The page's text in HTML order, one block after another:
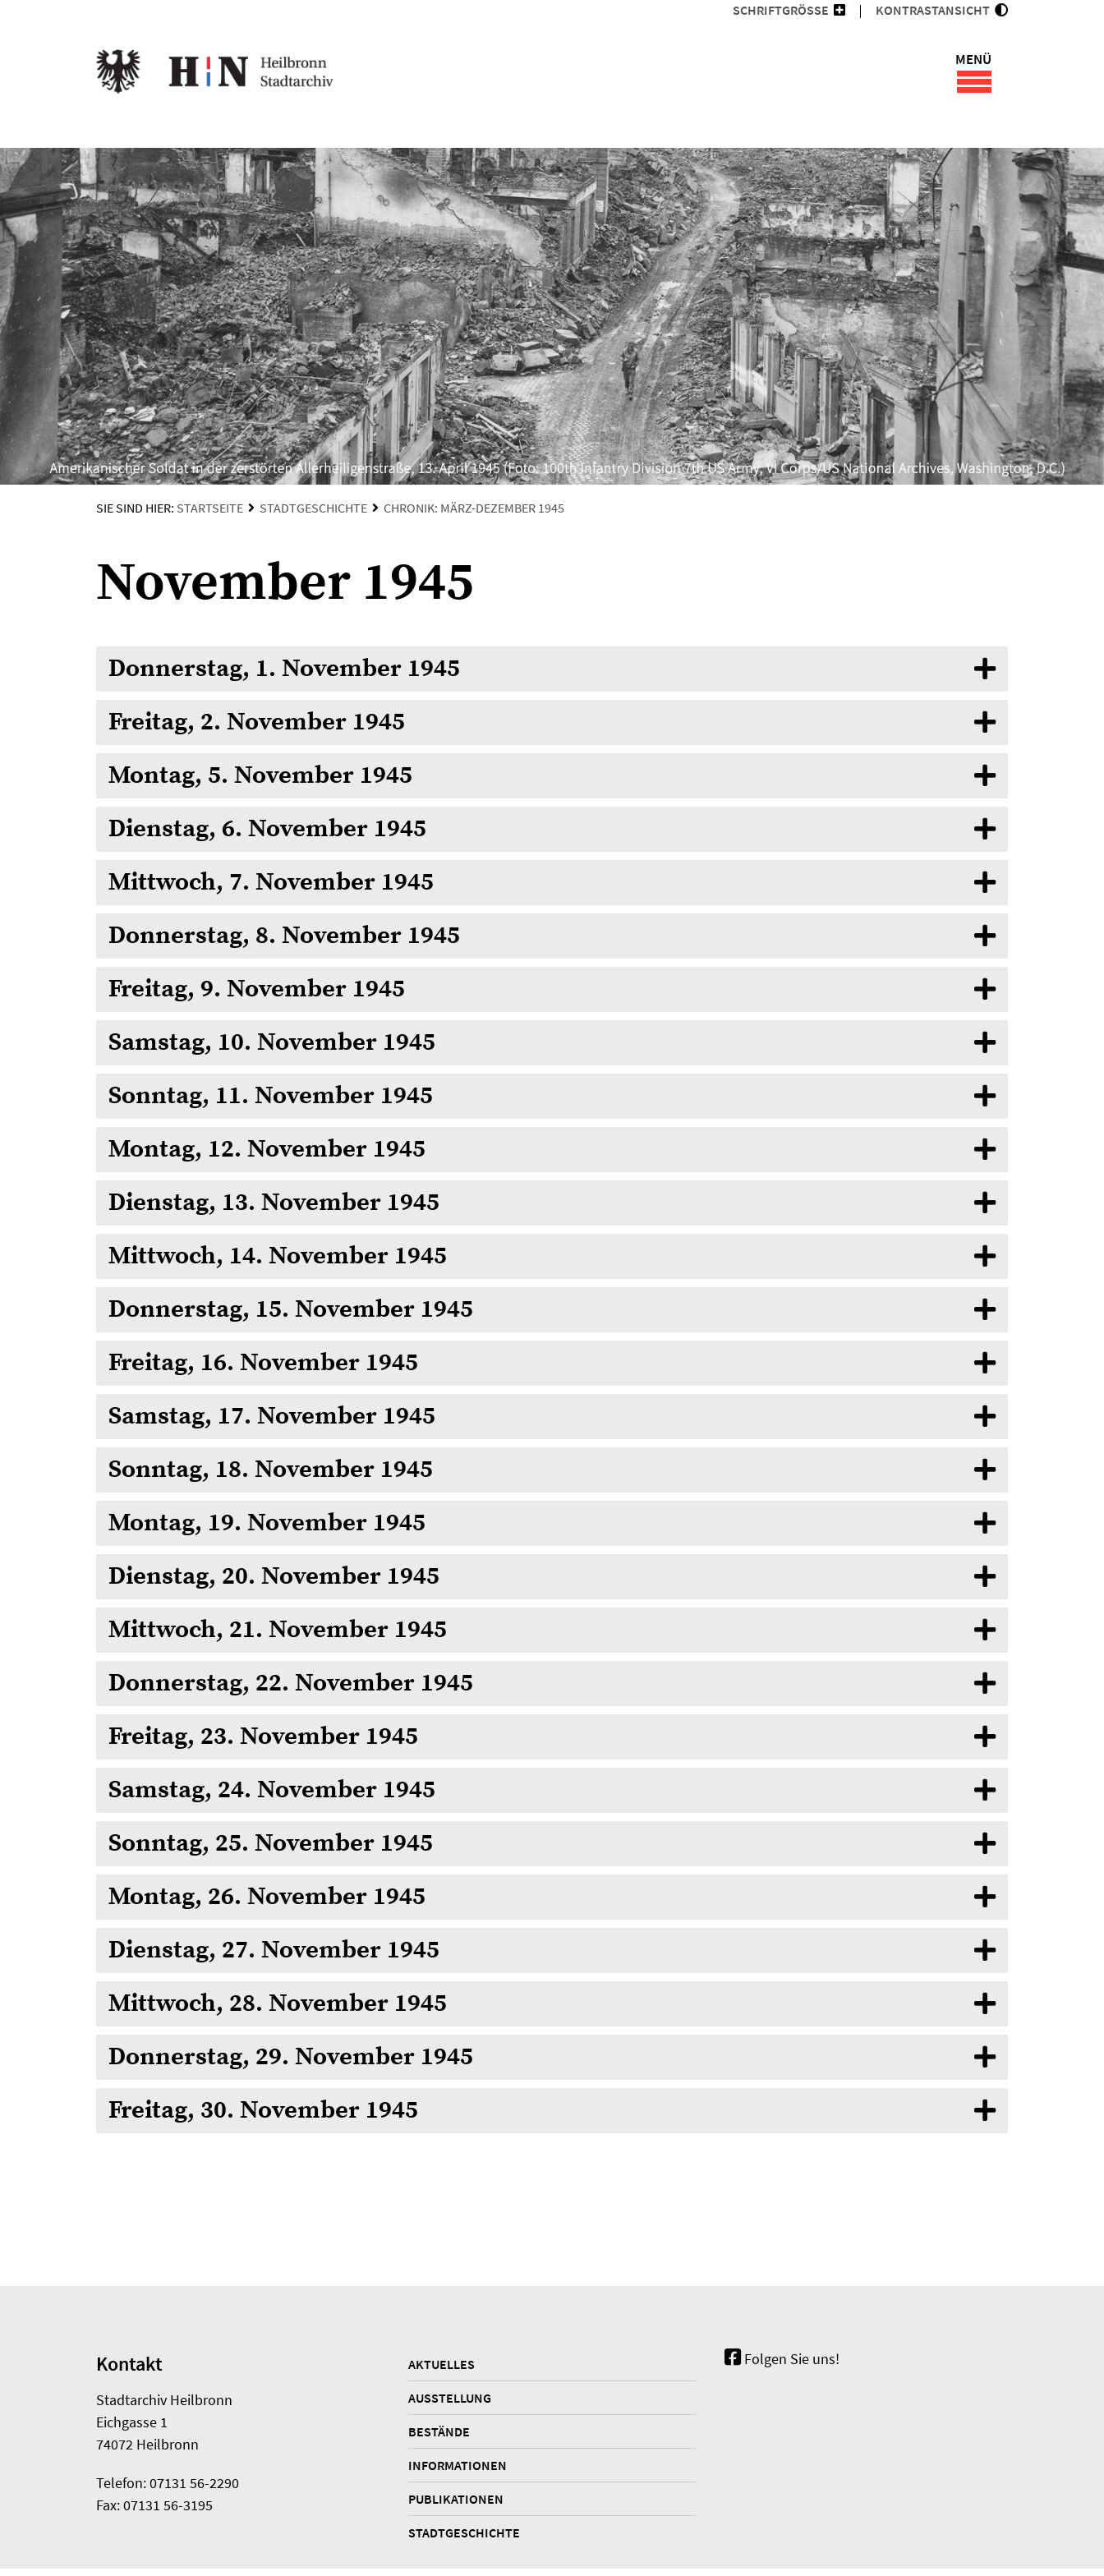
SCHRIFTGRÖSSE KONTRASTANSICHT
MENÜ
SIE SIND HIER: STARTSEITE STADTGESCHICHTE CHRONIK: MÄRZ-DEZEMBER 1945
November 1945
Donnerstag, 1. November 1945
Freitag, 2. November 1945
Montag, 5. November 1945
Dienstag, 6. November 1945
Mittwoch, 7. November 1945
Donnerstag, 8. November 1945
Freitag, 9. November 1945
Samstag, 10. November 1945
Sonntag, 11. November 1945
Montag, 12. November 1945
Dienstag, 13. November 1945
Mittwoch, 14. November 1945
Donnerstag, 15. November 1945
Freitag, 16. November 1945
Samstag, 17. November 1945
Sonntag, 18. November 1945
Montag, 19. November 1945
Dienstag, 20. November 1945
Mittwoch, 21. November 1945
Donnerstag, 22. November 1945
Freitag, 23. November 1945
Samstag, 24. November 1945
Sonntag, 25. November 1945
Montag, 26. November 1945
Dienstag, 27. November 1945
Mittwoch, 28. November 1945
Donnerstag, 29. November 1945
Freitag, 30. November 1945
Kontakt
Stadtarchiv Heilbronn
Eichgasse 1
74072 Heilbronn
Telefon: 07131 56-2290
Fax: 07131 56-3195
AKTUELLES
AUSSTELLUNG
BESTÄNDE
INFORMATIONEN
PUBLIKATIONEN
STADTGESCHICHTE
Folgen Sie uns!